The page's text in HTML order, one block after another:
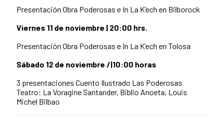
Presentación Obra Poderosas e In La K’ech en Bilborock
Viernes 11 de noviembre | 20:00 hrs.
Presentación Obra Poderosas e In La K’ech en Tolosa
Sábado 12 de noviembre /|10:00 horas
3 presentaciones Cuento Ilustrado Las Poderosas
Teatro: La Voragine Santander, Biblio Anoeta, Louis
Michel Bilbao